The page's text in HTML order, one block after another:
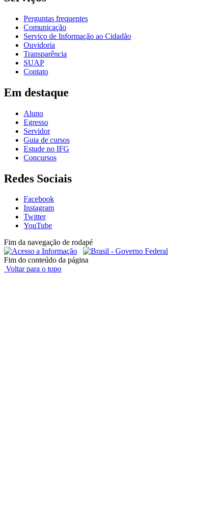
Perguntas frequentes
Comunicação
Serviço de Informação ao Cidadão
Ouvidoria
Transparência
SUAP
Contato
Em destaque
Aluno
Egresso
Servidor
Guia de cursos
Estude no IFG
Concursos
Redes Sociais
Facebook
Instagram
Twitter
YouTube
Fim da navegação de rodapé
Fim do conteúdo da página
Voltar para o topo